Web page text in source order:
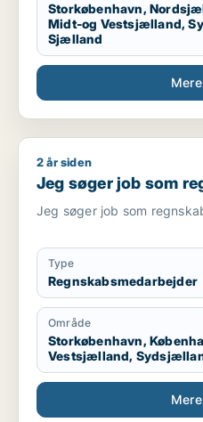
Storkøbenhavn,
Midt-og Vestsjælland,
Sjælland
Jeg søger job som
2 år siden
Jeg søger job som
Jeg søger job som
Type
Regnskabsmedarbejder
Område
Storkøbenhavn,
Vestsjælland,